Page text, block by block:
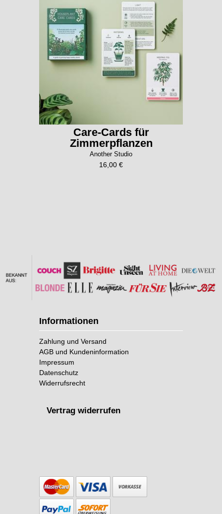
Care-Cards für
Zimmerpflanzen
Another Studio
16,00 €
Informationen
Zahlung und Versand
AGB und Kundeninformation
Impressum
Datenschutz
Widerrufsrecht
Vertrag widerrufen